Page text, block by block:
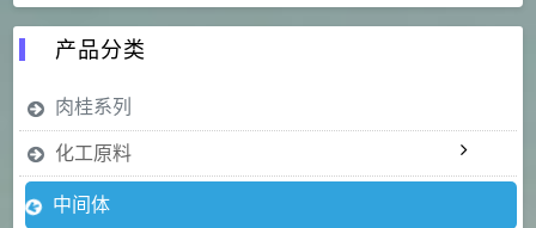
产品分类
肉桂系列
化工原料
中间体